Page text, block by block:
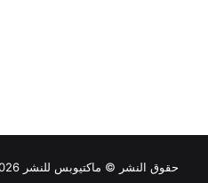
حقوق النشر © ماكتيوبس للنشر 2026، جميع الحقوق محفوظة |